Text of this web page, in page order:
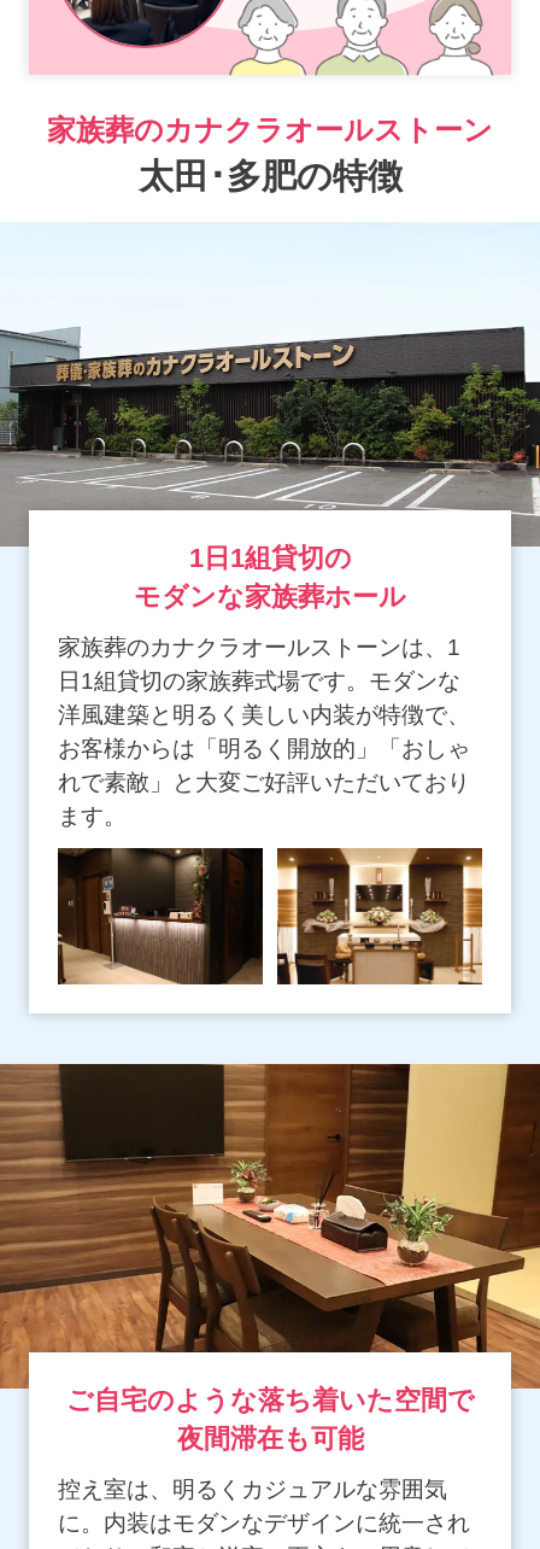
家族葬のカナクラオールストーン
太田･多肥の特徴
1日1組貸切の
モダンな家族葬ホール
家族葬のカナクラオールストーンは、1
日1組貸切の家族葬式場です。モダンな
洋風建築と明るく美しい内装が特徴で、
お客様からは「明るく開放的」「おしゃ
れで素敵」と大変ご好評いただいており
ます。
ご自宅のような落ち着いた空間で
夜間滞在も可能
控え室は、明るくカジュアルな雰囲気
に。内装はモダンなデザインに統一され